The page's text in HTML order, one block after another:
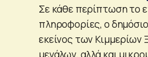
Σε κάθε περίπτωση το
πληροφορίες, ο
εκείνος των
μεγάλων, αλλά και